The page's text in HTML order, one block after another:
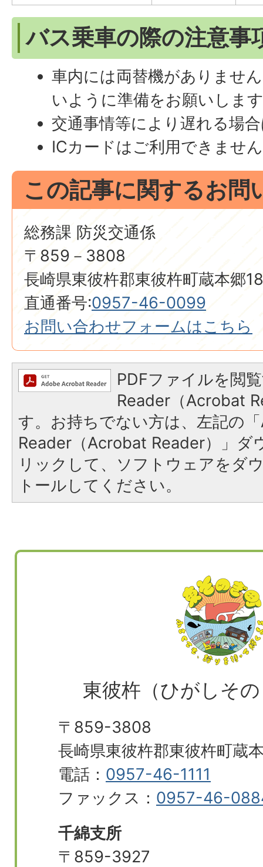
バス乗車の際の注意事
車内には両替機がありませ
いように準備をお願いしま
交通事情等により遅れる場
ICカードはご利用できませ
この記事に関するお問
総務課 防災交通係
〒859－3808
長崎県東彼杵郡東彼杵町蔵本郷
直通番号:0957-46-0099
お問い合わせフォームはこちら
PDFファイルを閲
Reader（Acrobat
す。お持ちでない方は、左記の
Reader（Acrobat Reader）」ダ
リックして、ソフトウェアをダ
トールしてください。
東彼杵（ひがしそ
〒859-3808
長崎県東彼杵郡東彼杵町蔵
電話： 0957-46-1111
ファックス： 0957-46-
千綿支所
〒859-3927